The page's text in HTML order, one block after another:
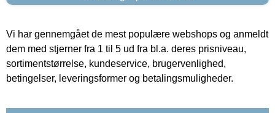
Vi har gennemgået de mest populære webshops og anmeldt
dem med stjerner fra 1 til 5 ud fra bl.a. deres prisniveau,
sortimentstørrelse, kundeservice, brugervenlighed,
betingelser, leveringsformer og betalingsmuligheder.